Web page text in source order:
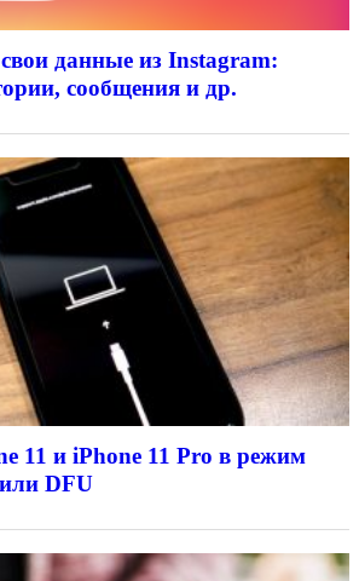
данные из Instagram:
сообщения и др.
11 и iPhone 11 Pro в режим
DFU